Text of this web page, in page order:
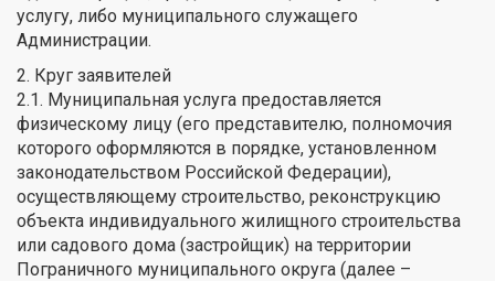
услугу, либо муниципального служащего
Администрации.
2. Круг заявителей
2.1. Муниципальная услуга предоставляется
физическому лицу (его представителю, полномочия
которого оформляются в порядке, установленном
законодательством Российской Федерации),
осуществляющему строительство, реконструкцию
объекта индивидуального жилищного строительства
или садового дома (застройщик) на территории
Пограничного муниципального округа (далее –